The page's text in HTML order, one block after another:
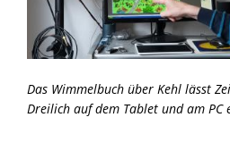
Das Wimmelbuch über Kehl lässt
Dreilich auf dem Tablet und am PC